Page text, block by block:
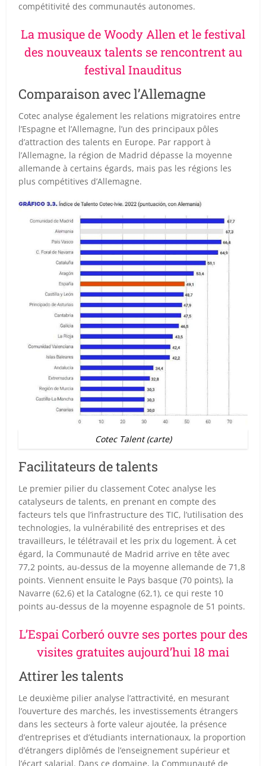
compétitivité des communautés autonomes.
La musique de Woody Allen et le festival
des nouveaux talents se rencontrent au
festival Inauditus
Comparaison avec l’Allemagne
Cotec analyse également les relations migratoires entre
l’Espagne et l’Allemagne, l’un des principaux pôles
d’attraction des talents en Europe. Par rapport à
l’Allemagne, la région de Madrid dépasse la moyenne
allemande à certains égards, mais pas les régions les
plus compétitives d’Allemagne.
Cotec Talent (carte)
Facilitateurs de talents
Le premier pilier du classement Cotec analyse les
catalyseurs de talents, en prenant en compte des
facteurs tels que l’infrastructure des TIC, l’utilisation des
technologies, la vulnérabilité des entreprises et des
travailleurs, le télétravail et les prix du logement. À cet
égard, la Communauté de Madrid arrive en tête avec
77,2 points, au-dessus de la moyenne allemande de 71,8
points. Viennent ensuite le Pays basque (70 points), la
Navarre (62,6) et la Catalogne (62,1), ce qui reste 10
points au-dessus de la moyenne espagnole de 51 points.
L’Espai Corberó ouvre ses portes pour des
visites gratuites aujourd’hui 18 mai
Attirer les talents
Le deuxième pilier analyse l’attractivité, en mesurant
l’ouverture des marchés, les investissements étrangers
dans les secteurs à forte valeur ajoutée, la présence
d’entreprises et d’étudiants internationaux, la proportion
d’étrangers diplômés de l’enseignement supérieur et
l’écart salarial. Dans ce domaine, la Communauté de